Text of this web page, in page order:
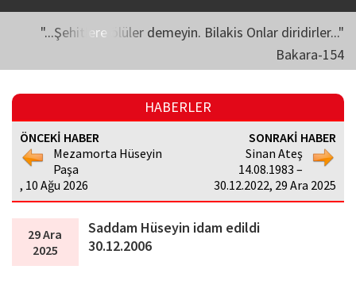
"...Şehitlere ölüler demeyin. Bilakis Onlar diridirler..."
Bakara-154
HABERLER
ÖNCEKİ HABER
Mezamorta Hüseyin
Paşa
, 10 Ağu 2026
SONRAKİ HABER
Sinan Ateş
14.08.1983 –
30.12.2022, 29 Ara 2025
29 Ara
2025
Saddam Hüseyin idam edildi
30.12.2006